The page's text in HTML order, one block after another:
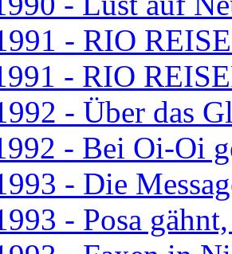
- RIO
- RIO
- Über das
- Bei Oi-Oi
- Die
- Posa